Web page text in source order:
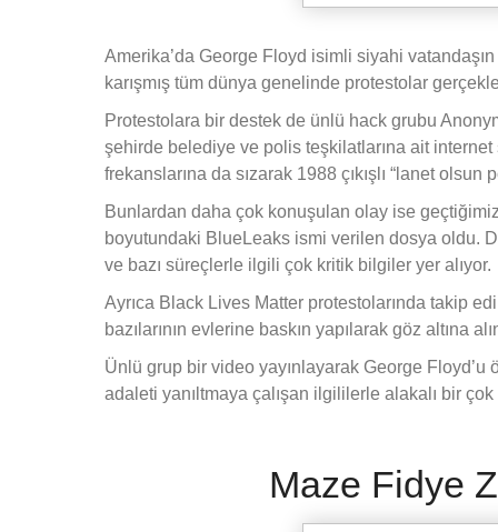
Amerika’da George Floyd isimli siyahi
karışmış tüm dünya genelinde protestolar
Protestolara bir destek de ünlü hack grubu
şehirde belediye ve polis teşkilatlarına ait
frekanslarına da sızarak 1988 çıkışlı “lanet olsun
Bunlardan daha çok konuşulan olay ise
boyutundaki BlueLeaks ismi verilen dosya oldu.
ve bazı süreçlerle ilgili çok kritik bilgiler yer alıyor.
Ayrıca Black Lives Matter protestolarında takip
bazılarının evlerine baskın yapılarak göz altına
Ünlü grup bir video yayınlayarak George Floyd’u
adaleti yanıltmaya çalışan ilgililerle alakalı bir
Maze Fidye